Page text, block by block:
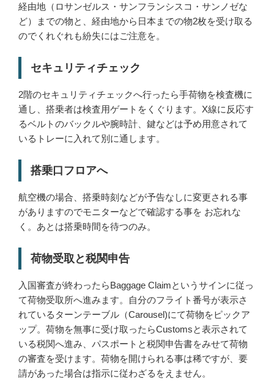
経由地（ロサンゼルス・サンフランシスコ・サンノゼな
ど）までの物と、経由地から日本までの物2枚を受け取る
のでくれぐれも紛失にはご注意を。
セキュリティチェック
2階のセキュリティチェックへ行ったら手荷物を検査機に
通し、搭乗者は検査用ゲートをくぐります。X線に反応す
るベルトのバックルや腕時計、鍵などは予め用意されて
いるトレーに入れて別に通します。
搭乗口フロアへ
航空機の場合、搭乗時刻などが予告なしに変更される事
がありますのでモニターなどで確認する事を お忘れな
く。あとは搭乗時間を待つのみ。
荷物受取と税関申告
入国審査が終わったらBaggage Claimというサインに従っ
て荷物受取所へ進みます。自分のフライト番号が表示さ
れているターンテーブル（Carousel)にて荷物をピックア
ップ。荷物を無事に受け取ったらCustomsと表示されて
いる税関へ進み、パスポートと税関申告書をみせて荷物
の審査を受けます。荷物を開けられる事は稀ですが、要
請があった場合は指示に従わざるをえません。